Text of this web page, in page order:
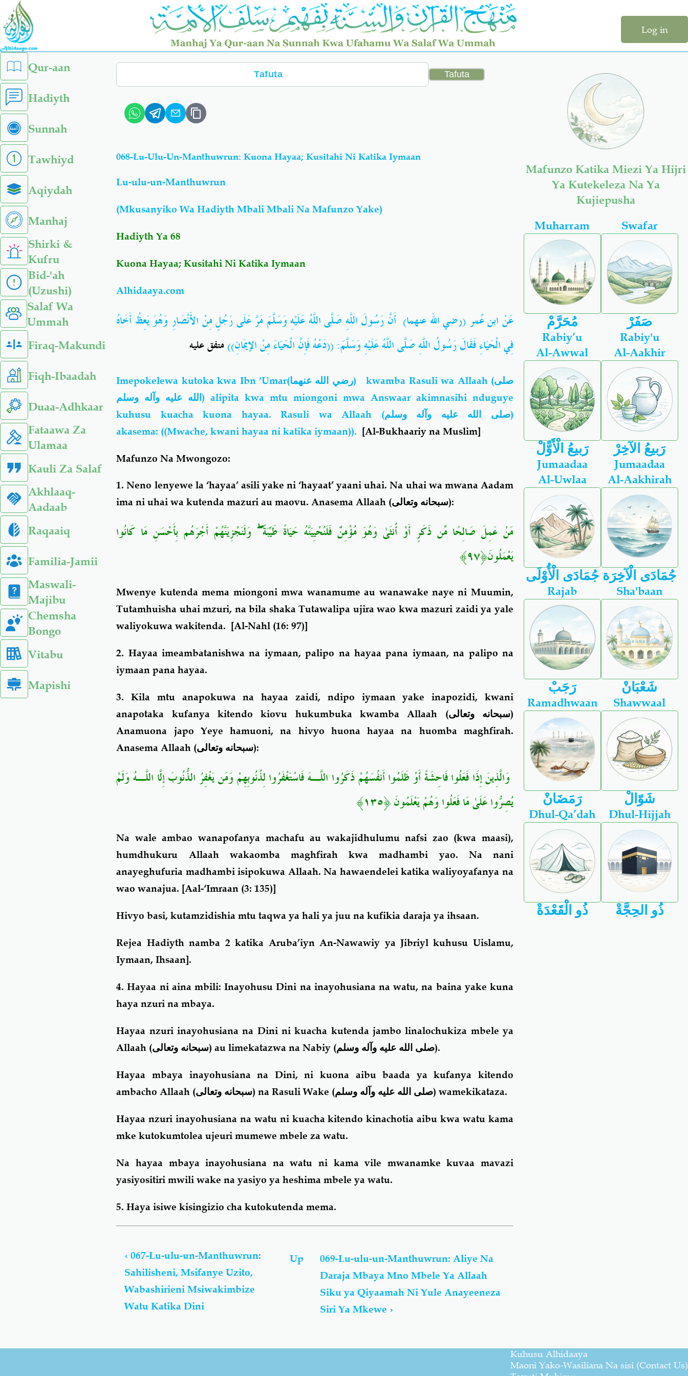
Skip
main
content
Log in
left
sidebar
menu
Qur-aan
Hadiyth
Sunnah
Tawhiyd
Aqiydah
Manhaj
Shirki &
Kufru
Bid-'ah
(Uzushi)
Salaf Wa
Ummah
Firaq-Makundi
Fiqh-Ibaadah
Duaa-Adhkaar
Fataawa Za
Ulamaa
Kauli Za Salaf
Akhlaaq-
Aadaab
Raqaaiq
Familia-Jamii
Maswali-
Majibu
Chemsha
Bongo
Vitabu
Mapishi
Search
068-Lu-Ulu-Un-Manthuwrun: Kuona Hayaa; Kusitahi Ni Katika Iymaan
Lu-ulu-un-Manthuwrun
(Mkusanyiko Wa Hadiyth Mbali Mbali Na Mafunzo Yake)
Hadiyth Ya 68
Kuona Hayaa; Kusitahi Ni Katika Iymaan
Alhidaaya.com
عَنْ ابن عُمر (رضي الله عنهما) أَنَّ رَسُولَ اللَّهِ صَلَّى اللَّهُ عَلَيْهِ وَسَلَّمَ مَرَّ عَلَى رَجُلٍ مِنْ الأَنْصَارِ وَهُوَ يَعِظُ أَخَاهُ
فِي الْحَيَاءِ فَقَالَ رَسُولُ اللَّهِ صَلَّى اللَّهُ عَلَيْهِ وَسَلَّمَ: ((دَعْهُ فَإِنَّ الْحَيَاءَ مِنْ الإيمَانِ))متفق عليه
Imepokelewa kutoka kwa Ibn ‘Umar (رضي الله عنهما) kwamba Rasuli wa Allaah (صلى
الله عليه وآله وسلم) alipita kwa mtu miongoni mwa Answaar akimnasihi nduguye
kuhusu kuacha kuona hayaa. Rasuli wa Allaah (صلى الله عليه وآله وسلم)
akasema: ((Mwache, kwani hayaa ni katika iymaan)). [Al-Bukhaariy na Muslim]
Mafunzo Na Mwongozo:
1. Neno lenyewe la ‘hayaa’ asili yake ni ‘hayaat’ yaani uhai. Na uhai wa mwana Aadam
ima ni uhai wa kutenda mazuri au maovu. Anasema Allaah (سبحانه وتعالى):
مَنْ عَمِلَ صَالِحًا مِّن ذَكَرٍ أَوْ أُنثَىٰ وَهُوَ مُؤْمِنٌ فَلَنُحْيِيَنَّهُ حَيَاةً طَيِّبَةً ۖ وَلَنَجْزِيَنَّهُمْ أَجْرَهُم بِأَحْسَنِ مَا كَانُوا
يَعْمَلُونَ﴿٩٧﴾
Mwenye kutenda mema miongoni mwa wanamume au wanawake naye ni Muumin,
Tutamhuisha uhai mzuri, na bila shaka Tutawalipa ujira wao kwa mazuri zaidi ya yale
waliyokuwa wakitenda. [Al-Nahl (16: 97)]
2. Hayaa imeambatanishwa na iymaan, palipo na hayaa pana iymaan, na palipo na
iymaan pana hayaa.
3. Kila mtu anapokuwa na hayaa zaidi, ndipo iymaan yake inapozidi, kwani
anapotaka kufanya kitendo kiovu hukumbuka kwamba Allaah (سبحانه وتعالى)
Anamuona japo Yeye hamuoni, na hivyo huona hayaa na huomba maghfirah.
Anasema Allaah (سبحانه وتعالى):
وَالَّذِينَ إِذَا فَعَلُوا فَاحِشَةً أَوْ ظَلَمُوا أَنفُسَهُمْ ذَكَرُوا اللَّـهَ فَاسْتَغْفَرُوا لِذُنُوبِهِمْ وَمَن يَغْفِرُ الذُّنُوبَ إِلَّا اللَّـهُ وَلَمْ
يُصِرُّوا عَلَىٰ مَا فَعَلُوا وَهُمْ يَعْلَمُونَ ﴿١٣٥﴾
Na wale ambao wanapofanya machafu au wakajidhulumu nafsi zao (kwa maasi),
humdhukuru Allaah wakaomba maghfirah kwa madhambi yao. Na nani
anayeghufuria madhambi isipokuwa Allaah. Na hawaendelei katika waliyoyafanya na
wao wanajua. [Aal-‘Imraan (3: 135)]
Hivyo basi, kutamzidishia mtu taqwa ya hali ya juu na kufikia daraja ya ihsaan.
Rejea Hadiyth namba 2 katika Aruba’iyn An-Nawawiy ya Jibriyl kuhusu Uislamu,
Iymaan, Ihsaan].
4. Hayaa ni aina mbili: Inayohusu Dini na inayohusiana na watu, na baina yake kuna
haya nzuri na mbaya.
Hayaa nzuri inayohusiana na Dini ni kuacha kutenda jambo linalochukiza mbele ya
Allaah (سبحانه وتعالى) au limekatazwa na Nabiy (صلى الله عليه وآله وسلم).
Hayaa mbaya inayohusiana na Dini, ni kuona aibu baada ya kufanya kitendo
ambacho Allaah (سبحانه وتعالى) na Rasuli Wake (صلى الله عليه وآله وسلم) wamekikataza.
Hayaa nzuri inayohusiana na watu ni kuacha kitendo kinachotia aibu kwa watu kama
mke kutokumtolea ujeuri mumewe mbele za watu.
Na hayaa mbaya inayohusiana na watu ni kama vile mwanamke kuvaa mavazi
yasiyositiri mwili wake na yasiyo ya heshima mbele ya watu.
5. Haya isiwe kisingizio cha kutokutenda mema.
links
for
Lu-
un-
‹ 067-Lu-ulu-un-Manthuwrun:
Sahilisheni, Msifanye Uzito,
Wabashirieni Msiwakimbize
Watu Katika Dini
Up
069-Lu-ulu-un-Manthuwrun: Aliye Na
Daraja Mbaya Mno Mbele Ya Allaah
Siku ya Qiyaamah Ni Yule Anayeeneza
Siri Ya Mkewe ›
Mafunzo Katika Miezi Ya Hijri
Ya Kutekeleza Na Ya
Kujiepusha
Muharram
مُحَرَّمْ
Swafar
صَفَرْ
Rabiy’u
Al-Awwal
رَبيعُ الْأَوًّلْ
Rabiy'u
Al-Aakhir
رَبيعُ الآخِرْ
Jumaadaa
Al-Uwlaa
جُمَادَى الْأُوْلَى
Jumaadaa
Al-Aakhirah
جُمَادَى الْآخِرَة
Rajab
رَجَبْ
Sha'baan
شَعْبَانْ
Ramadhwaan
رَمَضَانْ
Shawwaal
شَوّالْ
Dhul-Qa’dah
ذُو الْقَعْدَةْ
Dhul-Hijjah
ذُو الحِجَّةْ
Kuhusu Alhidaaya
Maoni Yako-Wasiliana Na sisi (Contact Us)